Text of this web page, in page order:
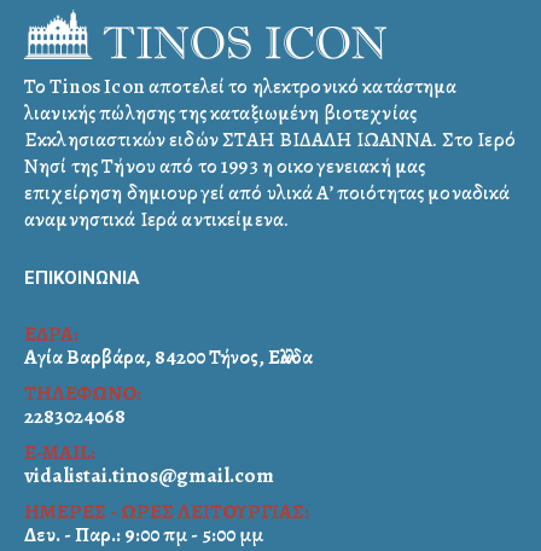
Το Tinos Icon αποτελεί το ηλεκτρονικό κατάστημα
λιανικής πώλησης της καταξιωμένη βιοτεχνίας
Εκκλησιαστικών ειδών ΣΤΑΗ ΒΙΔΑΛΗ ΙΩΑΝΝΑ. Στο Ιερό
Νησί της Τήνου από το 1993 η οικογενειακή μας
επιχείρηση δημιουργεί από υλικά Α’ ποιότητας μοναδικά
αναμνηστικά Ιερά αντικείμενα.
ΕΠΙΚΟΙΝΩΝΙΑ
ΕΔΡΑ:
Αγία Βαρβάρα, 84200 Τήνος, Ελλάδα
ΤΗΛΕΦΩΝΟ:
2283024068
E-MAIL:
vidalistai.tinos@gmail.com
ΗΜΕΡΕΣ - ΩΡΕΣ ΛΕΙΤΟΥΡΓΙΑΣ:
Δευ. - Παρ.: 9:00 πμ - 5:00 μμ